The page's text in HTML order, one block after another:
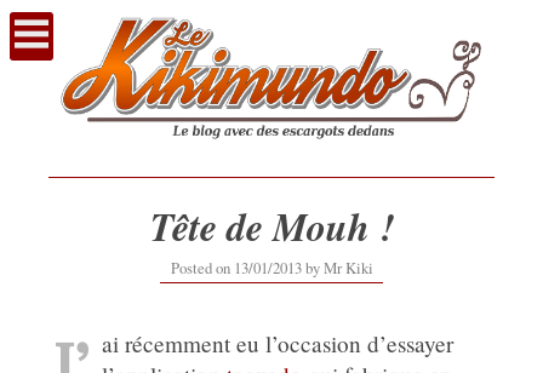
Voir
contenu
Tête de Mouh !
Posted on 13/01/2013byMr Kiki
ai récemment eu l’occasion d’essayer